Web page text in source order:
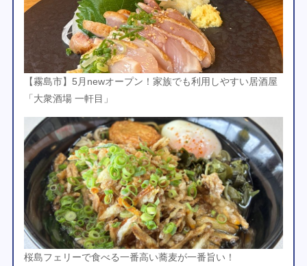
【霧島市】5月newオープン！家族でも利用しやすい居酒屋
「大衆酒場 一軒目」
桜島フェリーで食べる一番高い蕎麦が一番旨い！